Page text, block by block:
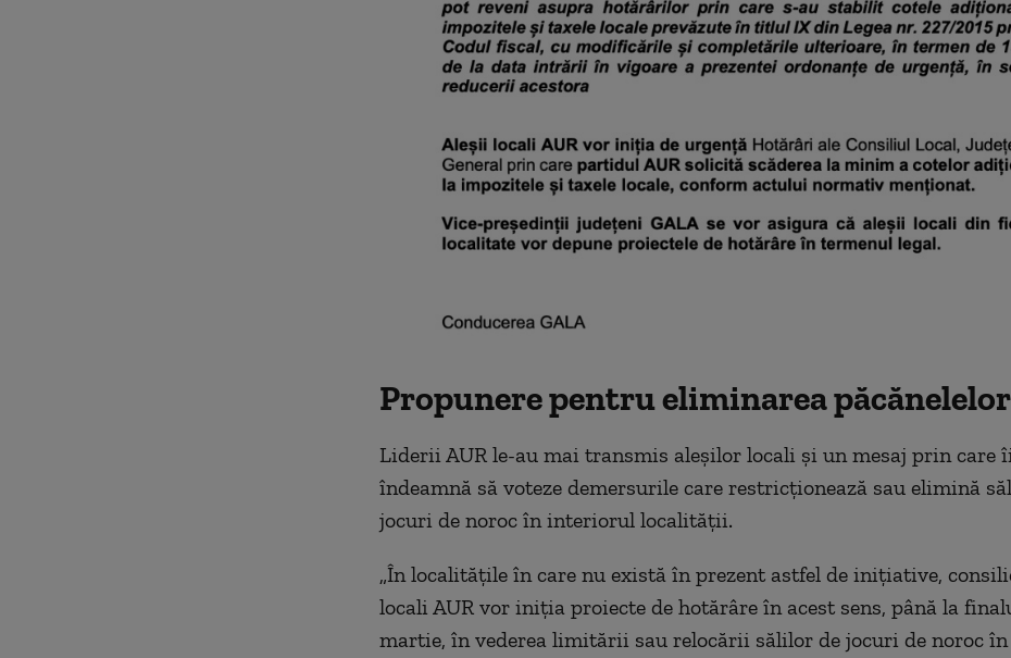
Propunere pentru eliminarea păcănelelor
Liderii AUR le-au mai transmis aleșilor locali și un mesaj prin care
îndeamnă să voteze demersurile care restricționează sau elimină
jocuri de noroc în interiorul localității.
„În localitățile în care nu există în prezent astfel de inițiative,
locali AUR vor iniția proiecte de hotărâre în acest sens, până la
martie, în vederea limitării sau relocării sălilor de jocuri de noroc